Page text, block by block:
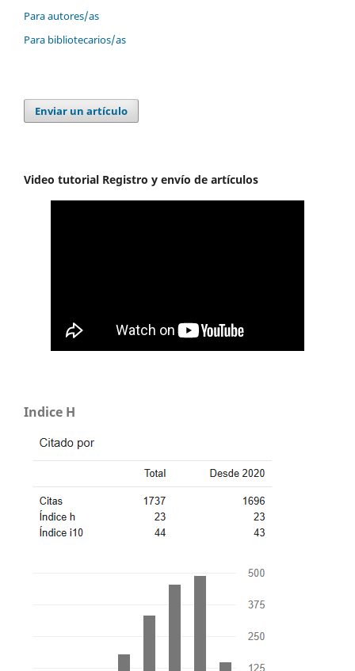
Para autores/as
Para bibliotecarios/as
Enviar un artículo
Video tutorial Registro y envío de artículos
Indice H